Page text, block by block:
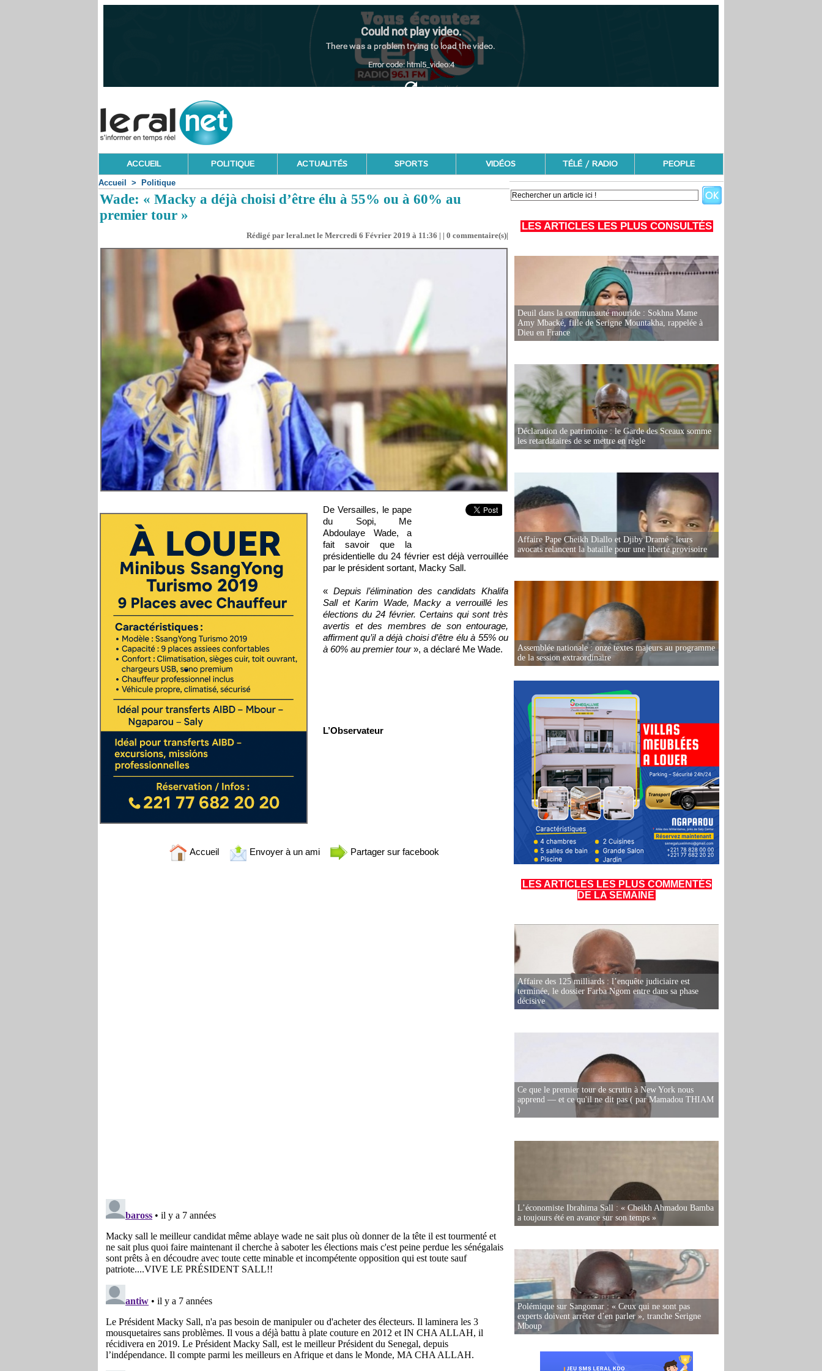
ACCUEIL POLITIQUE ACTUALITÉS SPORTS VIDÉOS TÉLÉ / RADIO PEOPLE
Accueil > Politique
Wade: « Macky a déjà choisi d’être élu à 55% ou à 60% au
premier tour »
Rédigé par leral.net le Mercredi 6 Février 2019 à 11:36 | | 0 commentaire(s)|
De Versailles, le pape
du Sopi, Me
Abdoulaye Wade, a
fait savoir que la
présidentielle du 24 février est déjà verrouillée
par le président sortant, Macky Sall.
« Depuis l’élimination des candidats Khalifa
Sall et Karim Wade, Macky a verrouillé les
élections du 24 février. Certains qui sont très
avertis et des membres de son entourage,
affirment qu’il a déjà choisi d’être élu à 55% ou
à 60% au premier tour», a déclaré Me Wade.
L’Observateur
Accueil Envoyer à un ami Partager sur facebook
LES ARTICLES LES PLUS CONSULTÉS
Deuil dans la communauté mouride : Sokhna Mame
Amy Mbacké, fille de Serigne Mountakha, rappelée à
Dieu en France
Déclaration de patrimoine : le Garde des Sceaux somme
les retardataires de se mettre en règle
Affaire Pape Cheikh Diallo et Djiby Dramé : leurs
avocats relancent la bataille pour une liberté provisoire
Assemblée nationale : onze textes majeurs au programme
de la session extraordinaire
LES ARTICLES LES PLUS COMMENTÉS
DE LA SEMAINE
Affaire des 125 milliards : l’enquête judiciaire est
terminée, le dossier Farba Ngom entre dans sa phase
décisive
Ce que le premier tour de scrutin à New York nous
apprend — et ce qu'il ne dit pas ( par Mamadou THIAM
)
L’économiste Ibrahima Sall : « Cheikh Ahmadou Bamba
a toujours été en avance sur son temps »
Polémique sur Sangomar : « Ceux qui ne sont pas
experts doivent arrêter d’en parler », tranche Serigne
Mboup